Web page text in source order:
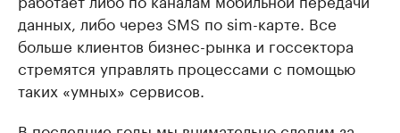
данных, либо через SMS по sim-карте. Все
больше клиентов бизнес-рынка и госсектора
стремятся управлять процессами с помощью
таких «умных» сервисов.